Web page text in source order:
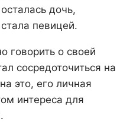
дочь,
певицей.
говорить о своей
сосредоточиться на
это, его личная
интереса для